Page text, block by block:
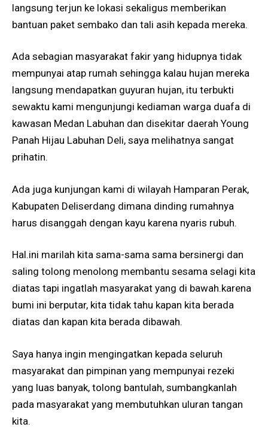
langsung terjun ke lokasi sekaligus memberikan
bantuan paket sembako dan tali asih kepada mereka.
Ada sebagian masyarakat fakir yang hidupnya tidak
mempunyai atap rumah sehingga kalau hujan mereka
langsung mendapatkan guyuran hujan, itu terbukti
sewaktu kami mengunjungi kediaman warga duafa di
kawasan Medan Labuhan dan disekitar daerah Young
Panah Hijau Labuhan Deli, saya melihatnya sangat
prihatin.
Ada juga kunjungan kami di wilayah Hamparan Perak,
Kabupaten Deliserdang dimana dinding rumahnya
harus disanggah dengan kayu karena nyaris rubuh.
Hal.ini marilah kita sama-sama sama bersinergi dan
saling tolong menolong membantu sesama selagi kita
diatas tapi ingatlah masyarakat yang di bawah.karena
bumi ini berputar, kita tidak tahu kapan kita berada
diatas dan kapan kita berada dibawah.
Saya hanya ingin mengingatkan kepada seluruh
masyarakat dan pimpinan yang mempunyai rezeki
yang luas banyak, tolong bantulah, sumbangkanlah
pada masyarakat yang membutuhkan uluran tangan
kita.